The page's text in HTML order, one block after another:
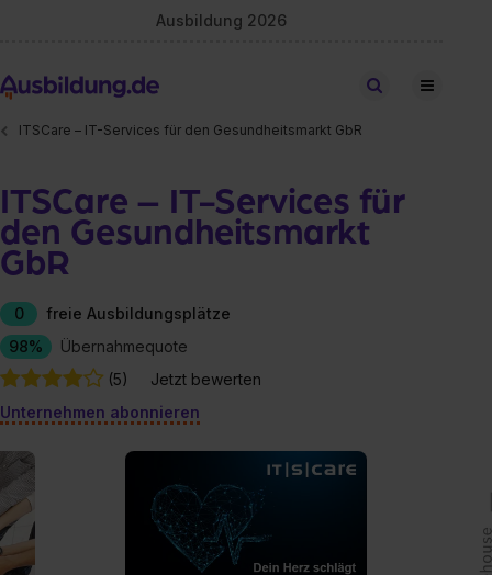
Ausbildung 2026
Stellen finden
ITSCare – IT-Services für den Gesundheitsmarkt GbR
ITSCare – IT-Services für
den Gesundheitsmarkt
GbR
0
freie Ausbildungsplätze
98%
Übernahmequote
(5)
Jetzt bewerten
Unternehmen abonnieren